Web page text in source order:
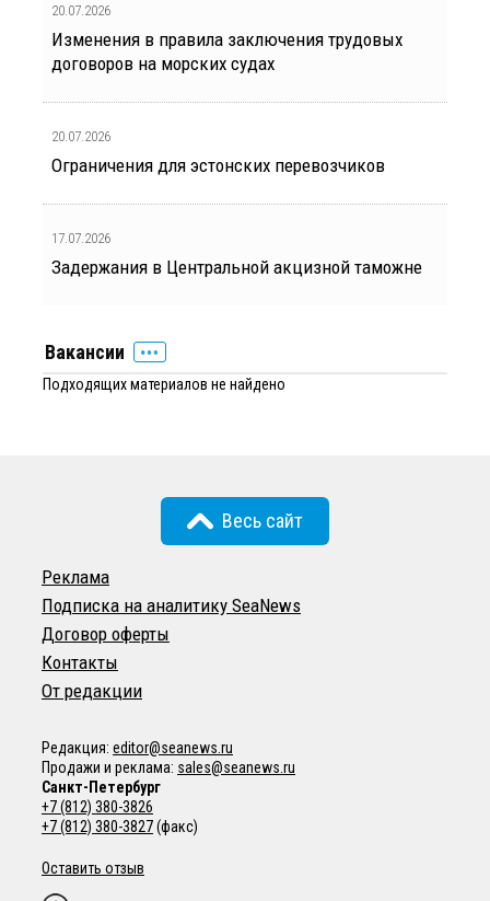
20.07.2026
Изменения в правила заключения трудовых
договоров на морских судах
20.07.2026
Ограничения для эстонских перевозчиков
17.07.2026
Задержания в Центральной акцизной таможне
Вакансии
Подходящих материалов не найдено
Весь сайт
Реклама
Подписка на аналитику SeaNews
Договор оферты
Контакты
От редакции
Редакция: editor@seanews.ru
Продажи и реклама: sales@seanews.ru
Санкт-Петербург
+7 (812) 380-3826
+7 (812) 380-3827(факс)
Оставить отзыв